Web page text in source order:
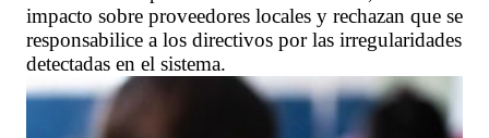
impacto sobre proveedores locales y rechazan que se
responsabilice a los directivos por las irregularidades
detectadas en el sistema.